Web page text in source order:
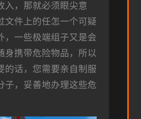
入，那就必须眼尖意
文件上的任怎一个可疑
，一些极端组子又是会
身携带危险物品，所以
的话，您需要亲自制服
子，妥善地办理这些危